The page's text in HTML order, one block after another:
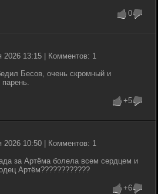
0
13:15 | Комментов: 1
Бесов, очень скромный и
+5
10:50 | Комментов: 1
за Артёма болела всем сердцем и
Артём????????????
+6